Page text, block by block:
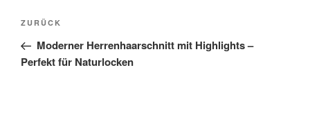
Beitragsnavigation
Vorheriger
Beitrag
ZURÜCK
Moderner Herrenhaarschnitt mit Highlights –
Perfekt für Naturlocken